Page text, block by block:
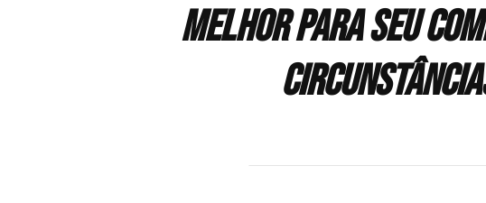
melhor para seu